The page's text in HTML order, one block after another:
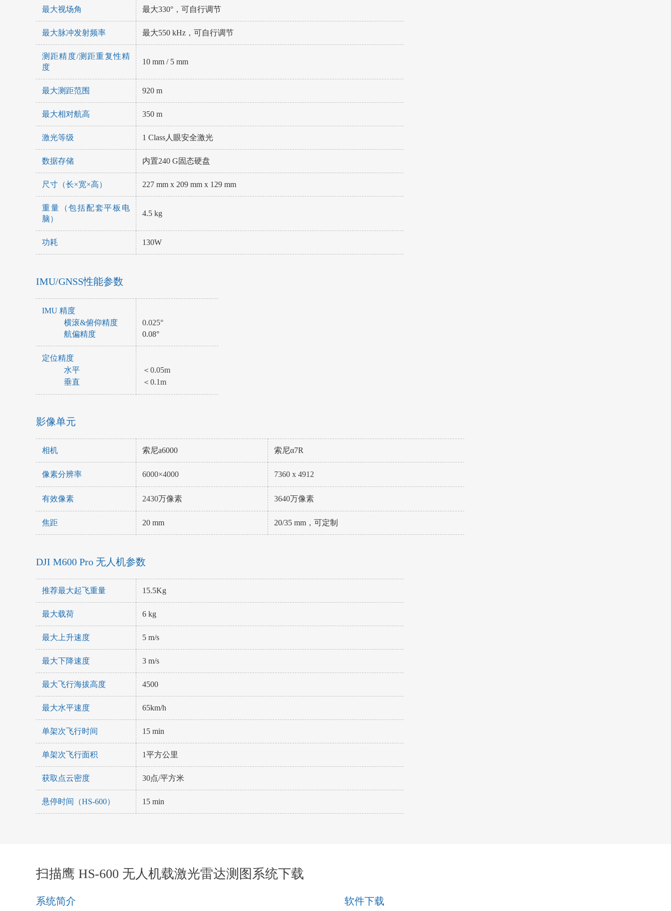
最大视场角 最大330°，可自行调节
最大脉冲发射频率 最大550 kHz，可自行调节
测距精度/测距重复性精
度
10 mm / 5 mm
最大测距范围 920 m
最大相对航高 350 m
激光等级 1 Class人眼安全激光
数据存储 内置240 G固态硬盘
尺寸（长×宽×高） 227 mm x 209 mm x 129 mm
重量（包括配套平板电
脑）
4.5 kg
功耗 130W
IMU/GNSS性能参数
IMU 精度
横滚&俯仰精度
航偏精度
0.025°
0.08°
定位精度
水平
垂直
＜0.05m
＜0.1m
影像单元
相机 索尼a6000 索尼α7R
像素分辨率 6000×4000 7360 x 4912
有效像素 2430万像素 3640万像素
焦距 20 mm 20/35 mm，可定制
DJI M600 Pro 无人机参数
推荐最大起飞重量 15.5Kg
最大载荷 6 kg
最大上升速度 5 m/s
最大下降速度 3 m/s
最大飞行海拔高度 4500
最大水平速度 65km/h
单架次飞行时间 15 min
单架次飞行面积 1平方公里
获取点云密度 30点/平方米
悬停时间（HS-600） 15 min
扫描鹰 HS-600 无人机载激光雷达测图系统下载
系统简介 软件下载